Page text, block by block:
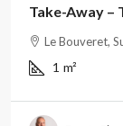
Take-Away –
Le Bouveret,
1 m²